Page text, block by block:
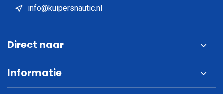
info@kuipersnautic.nl
Direct naar
Informatie